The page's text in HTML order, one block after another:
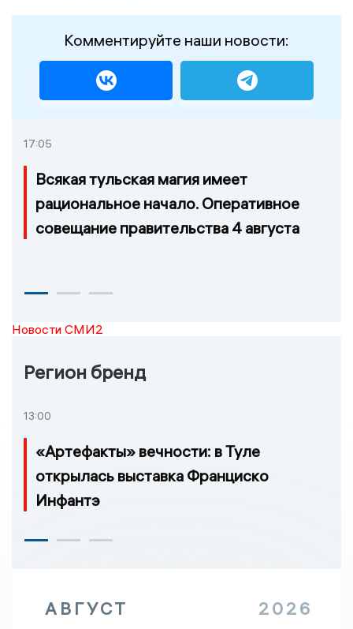
Комментируйте наши новости:
17:05
Всякая тульская магия имеет
рациональное начало. Оперативное
совещание правительства 4 августа
Новости СМИ2
Регион бренд
13:00
«Артефакты» вечности: в Туле
открылась выставка Франциско
Инфантэ
АВГУСТ 2026